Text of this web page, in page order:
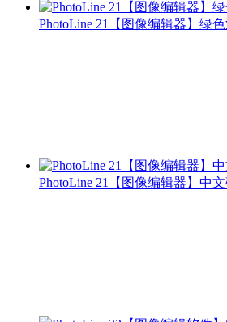
PhotoLine 21【图像编辑器】绿
PhotoLine 21【图像编辑器】中